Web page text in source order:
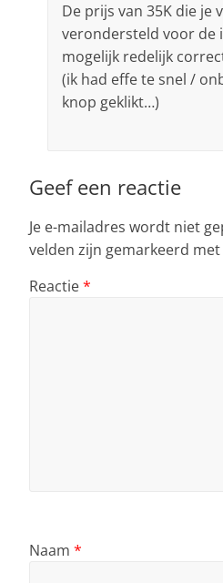
De prijs van 35K die je
verondersteld voor de
mogelijk redelijk
(ik had effe te snel /
knop geklikt…)
Geef een reactie
Je e-mailadres wordt niet
velden zijn gemarkeerd met
Reactie*
Naam *